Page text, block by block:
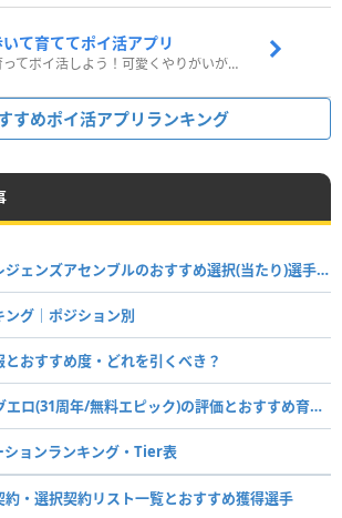
て育ててポイ活アプリ
ペットを育ってポイ活しよう！可愛くやりがいがある新感覚アプリ
すめポイ活アプリランキング
無料エピックレジェンズアセンブルのおすすめ選択(当たり)選手ランキングと引き方
グ｜ポジション別
おすすめ度・どれを引くべき？
EPセルヒオアグエロ(31周年/無料エピック)の評価とおすすめ育成・スキル追加
ションランキング・Tier表
約・選択契約リスト一覧とおすすめ獲得選手